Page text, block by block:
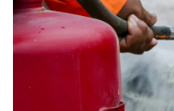
Taal: